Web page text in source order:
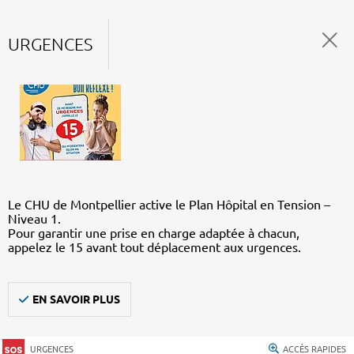
URGENCES
Le CHU de Montpellier active le Plan Hôpital en Tension –
Niveau 1.
Pour garantir une prise en charge adaptée à chacun,
appelez le 15 avant tout déplacement aux urgences.
EN SAVOIR PLUS
URGENCES ACCÈS RAPIDES